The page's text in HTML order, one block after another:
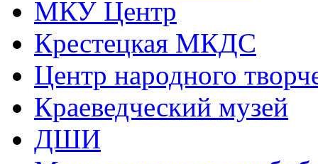
МКУ Центр
Крестецкая МКДС
Центр народного
Краеведческий музей
ДШИ